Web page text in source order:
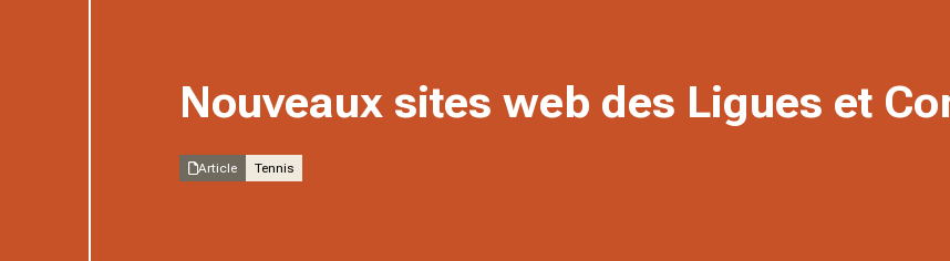
Nouveaux sites web des Ligues et
Article Tennis